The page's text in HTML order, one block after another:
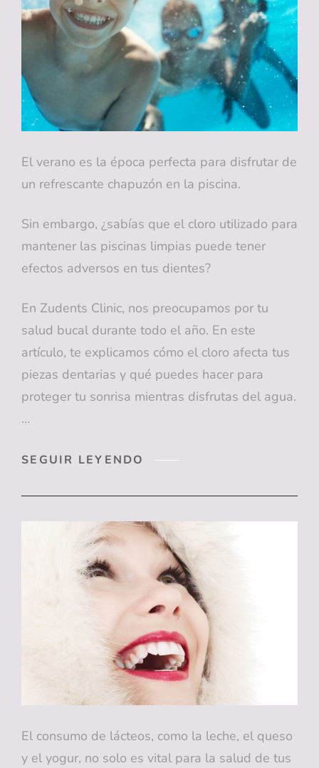
SOLUCIONES
El verano es la época perfecta para disfrutar de
un refrescante chapuzón en la piscina.
Sin embargo, ¿sabías que el cloro utilizado para
mantener las piscinas limpias puede tener
efectos adversos en tus dientes?
En Zudents Clinic, nos preocupamos por tu
salud bucal durante todo el año. En este
artículo, te explicamos cómo el cloro afecta tus
piezas dentarias y qué puedes hacer para
proteger tu sonrisa mientras disfrutas del agua.
…
SEGUIR LEYENDO
CÓMO
TUS
DIENTES:
LO
QUE
NECESITAS
SABER
PARA
MANTENER
UNA
SONRISA
SALUDABLE
El consumo de lácteos, como la leche, el queso
y el yogur, no solo es vital para la salud de tus